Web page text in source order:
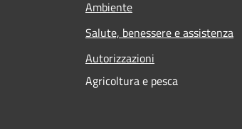
Ambiente
Salute, benessere e assistenza
Autorizzazioni
Agricoltura e pesca